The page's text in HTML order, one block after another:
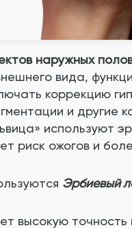
наружных
вида,
коррекцию
и другие
используют
риск ожогов и
Эрбиевый
высокую